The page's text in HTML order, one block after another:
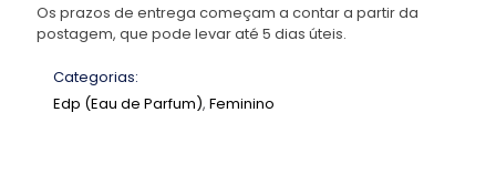
Os prazos de entrega começam a contar a partir da
postagem, que pode levar até 5 dias úteis.
Categorias:
Edp (Eau de Parfum), Feminino